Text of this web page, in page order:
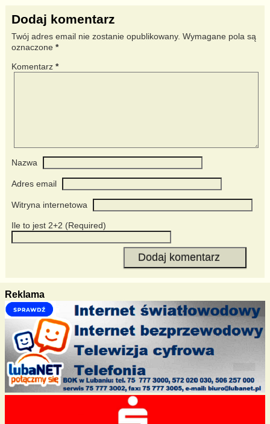
k
Dodaj komentarz
Twój adres email nie zostanie opublikowany. Wymagane pola są
oznaczone *
Komentarz *
Nazwa
Adres email
Witryna internetowa
Ile to jest 2+2 (Required)
Reklama